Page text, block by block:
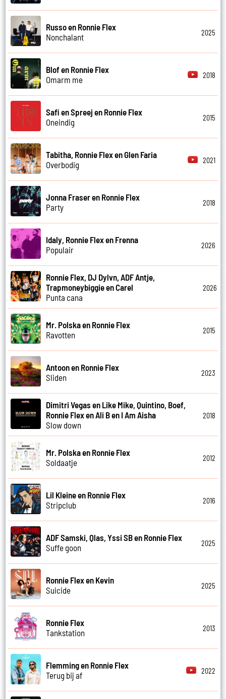
Russo en Ronnie Flex
Nonchalant
2025
Blof en Ronnie Flex
Omarm me
2018
Safi en Spreej en Ronnie Flex
Oneindig
2015
Tabitha, Ronnie Flex en Glen Faria
Overbodig
2021
Jonna Fraser en Ronnie Flex
Party
2018
Idaly, Ronnie Flex en Frenna
Populair
2026
Ronnie Flex, DJ Dylvn, ADF Antje,
Trapmoneybiggie en Carel
Punta cana
2026
Mr. Polska en Ronnie Flex
Ravotten
2015
Antoon en Ronnie Flex
Sliden
2023
Dimitri Vegas en Like Mike, Quintino, Boef,
Ronnie Flex en Ali B en I Am Aisha
Slow down
2018
Mr. Polska en Ronnie Flex
Soldaatje
2012
Lil Kleine en Ronnie Flex
Stripclub
2016
ADF Samski, Qlas, Yssi SB en Ronnie Flex
Suffe goon
2025
Ronnie Flex en Kevin
Suicide
2025
Ronnie Flex
Tankstation
2013
Flemming en Ronnie Flex
Terug bij af
2022